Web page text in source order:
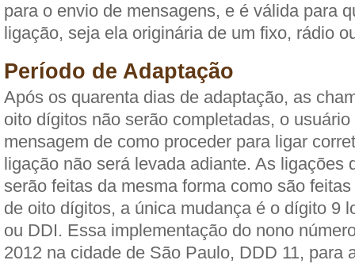
para o envio de mensagens, e é válida para
ligação, seja ela originária de um fixo, rádio
Período de Adaptação
Após os quarenta dias de adaptação, as
oito dígitos não serão completadas, o
mensagem de como proceder para ligar
ligação não será levada adiante. As ligações
serão feitas da mesma forma como são
de oito dígitos, a única mudança é o dígito 9
ou DDI. Essa implementação do nono
2012 na cidade de São Paulo, DDD 11, para